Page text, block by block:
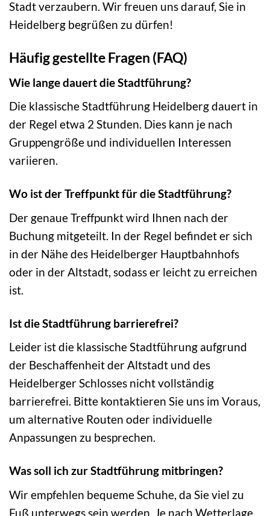
Stadt verzaubern. Wir freuen uns darauf, Sie in
Heidelberg begrüßen zu dürfen!
Häufig gestellte Fragen (FAQ)
Wie lange dauert die Stadtführung?
Die klassische Stadtführung Heidelberg dauert in
der Regel etwa 2 Stunden. Dies kann je nach
Gruppengröße und individuellen Interessen
variieren.
Wo ist der Treffpunkt für die Stadtführung?
Der genaue Treffpunkt wird Ihnen nach der
Buchung mitgeteilt. In der Regel befindet er sich
in der Nähe des Heidelberger Hauptbahnhofs
oder in der Altstadt, sodass er leicht zu erreichen
ist.
Ist die Stadtführung barrierefrei?
Leider ist die klassische Stadtführung aufgrund
der Beschaffenheit der Altstadt und des
Heidelberger Schlosses nicht vollständig
barrierefrei. Bitte kontaktieren Sie uns im Voraus,
um alternative Routen oder individuelle
Anpassungen zu besprechen.
Was soll ich zur Stadtführung mitbringen?
Wir empfehlen bequeme Schuhe, da Sie viel zu
Fuß unterwegs sein werden. Je nach Wetterlage